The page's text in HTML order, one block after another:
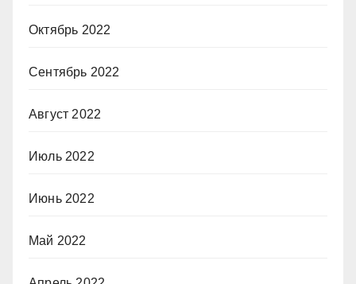
Октябрь 2022
Сентябрь 2022
Август 2022
Июль 2022
Июнь 2022
Май 2022